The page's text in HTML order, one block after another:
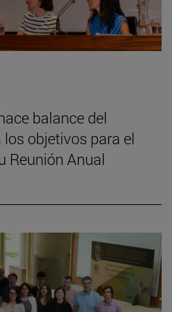
balance del
objetivos para el
Reunión Anual